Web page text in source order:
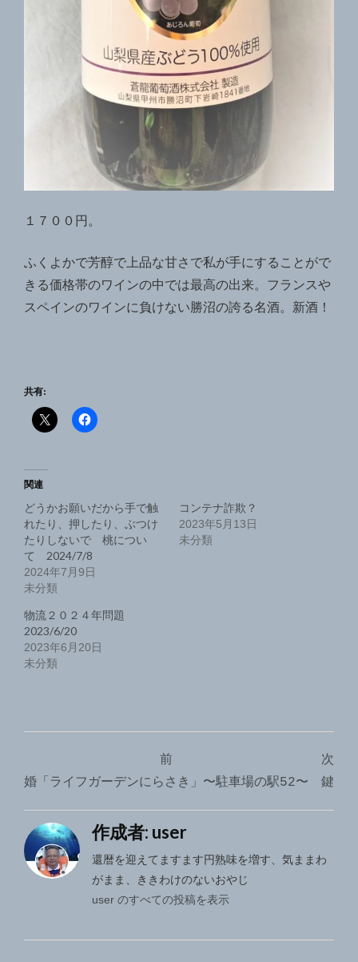
１７００円。
ふくよかで芳醇で上品な甘さで私が手にすることがで
きる価格帯のワインの中では最高の出来。フランスや
スペインのワインに負けない勝沼の誇る名酒。新酒！
共有:
関連
どうかお願いだから手で触
れたり、押したり、ぶつけ
たりしないで 桃につい
て 2024/7/8
2024年7月9日
未分類
コンテナ詐欺？
2023年5月13日
未分類
物流２０２４年問題
2023/6/20
2023年6月20日
未分類
稿
ナ
ビ
ゲ
前
婚「ライフガーデンにらさき」〜駐車場の駅52〜
次
鍵
作成者: user
還暦を迎えてますます円熟味を増す、気ままわ
がまま、ききわけのないおやじ
user のすべての投稿を表示